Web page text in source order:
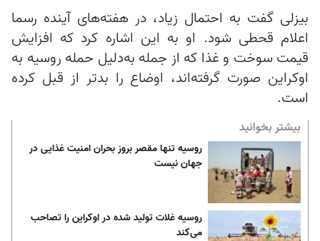
بیزلی گفت به احتمال زیاد، در هفته‌های آینده رسما
اعلام قحطی شود. او به این اشاره کرد که افزایش
قیمت سوخت و غذا که از جمله به‌دلیل حمله روسیه به
اوکراین صورت گرفته‌اند، اوضاع را بدتر از قبل کرده
است.
بیشتر بخوانید
روسیه تنها مقصر بروز بحران امنیت غذایی در
جهان نیست
روسیه غلات تولید شده در اوکراین را تصاحب
می‌کند